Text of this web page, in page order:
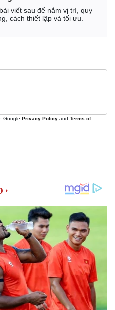
Tỷ giá
viết sau để nắm vị trí, quy
cách thiết lập và tối ưu.
Google Privacy Policy and Terms of